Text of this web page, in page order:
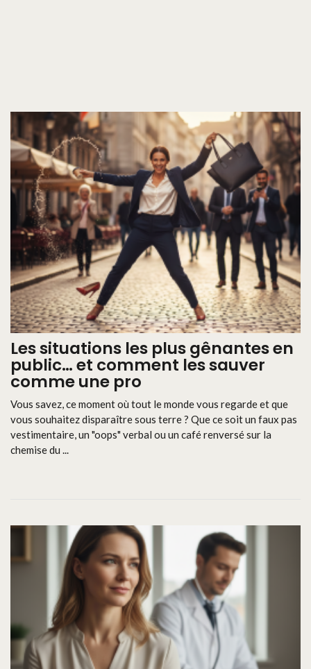
Les situations les plus gênantes en
public… et comment les sauver
comme une pro
Vous savez, ce moment où tout le monde vous regarde et que
vous souhaitez disparaître sous terre ? Que ce soit un faux pas
vestimentaire, un "oops" verbal ou un café renversé sur la
chemise du ...